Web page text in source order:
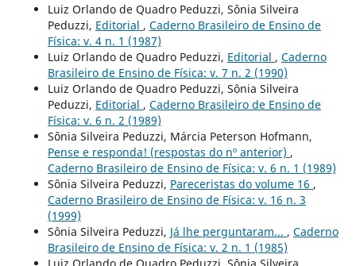
Luiz Orlando de Quadro Peduzzi, Sônia Silveira
Peduzzi, Editorial , Caderno Brasileiro de Ensino de
Física: v. 4 n. 1 (1987)
Luiz Orlando de Quadro Peduzzi, Editorial , Caderno
Brasileiro de Ensino de Física: v. 7 n. 2 (1990)
Luiz Orlando de Quadro Peduzzi, Sônia Silveira
Peduzzi, Editorial , Caderno Brasileiro de Ensino de
Física: v. 6 n. 2 (1989)
Sônia Silveira Peduzzi, Márcia Peterson Hofmann,
Pense e responda! (respostas do nº anterior) ,
Caderno Brasileiro de Ensino de Física: v. 6 n. 1 (1989)
Sônia Silveira Peduzzi, Pareceristas do volume 16 ,
Caderno Brasileiro de Ensino de Física: v. 16 n. 3
(1999)
Sônia Silveira Peduzzi, Já lhe perguntaram... , Caderno
Brasileiro de Ensino de Física: v. 2 n. 1 (1985)